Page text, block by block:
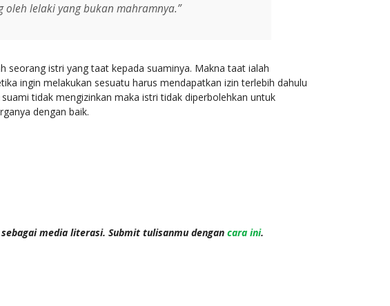
lelaki yang bukan mahramnya.”
seorang istri yang taat kepada suaminya. Makna taat ialah
ingin melakukan sesuatu harus mendapatkan izin terlebih dahulu
tidak mengizinkan maka istri tidak diperbolehkan untuk
dengan baik.
media literasi. Submit tulisanmu dengan cara ini.